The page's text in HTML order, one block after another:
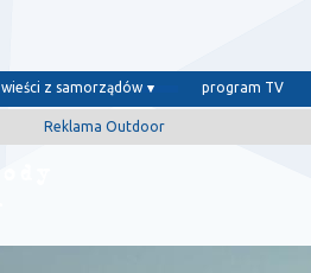
wieści z samorządów program TV
Reklama Outdoor